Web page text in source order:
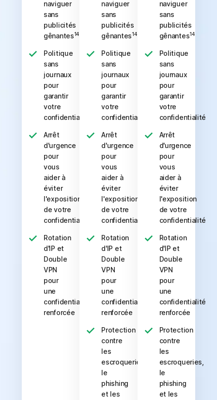
naviguer
sans
publicités
gênantes14
Politique
sans
journaux
pour
garantir
votre
confidentialité
Arrêt
d'urgence
pour
vous
aider à
éviter
l'exposition
de votre
confidentialité
Rotation
d'IP et
Double
VPN
pour
une
confidentialité
renforcée
naviguer
sans
publicités
gênantes14
Politique
sans
journaux
pour
garantir
votre
confidentialité
Arrêt
d'urgence
pour
vous
aider à
éviter
l'exposition
de votre
confidentialité
Rotation
d'IP et
Double
VPN
pour
une
confidentialité
renforcée
Protection
contre
les
escroqueries,
le
phishing
et les
naviguer
sans
publicités
gênantes14
Politique
sans
journaux
pour
garantir
votre
confidentialité
Arrêt
d'urgence
pour
vous
aider à
éviter
l'exposition
de votre
confidentialité
Rotation
d'IP et
Double
VPN
pour
une
confidentialité
renforcée
Protection
contre
les
escroqueries,
le
phishing
et les